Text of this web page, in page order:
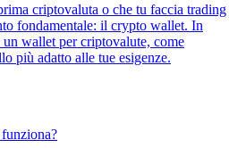
criptovaluta o che tu faccia trading
fondamentale: il crypto wallet. In
un wallet per criptovalute, come
più adatto alle tue esigenze.